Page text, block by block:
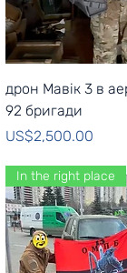
Quick
дрон Мавік 3 в
92 бригади
Price
US$2,500.00
In the right place